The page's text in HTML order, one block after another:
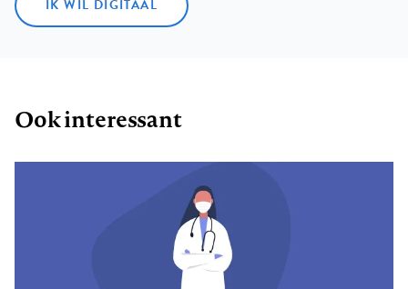
IK WIL DIGITAAL
Ook interessant